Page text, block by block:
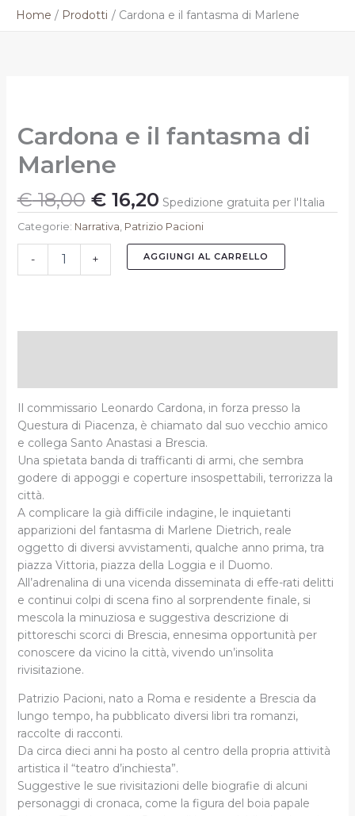
Home Prodotti Cardona e il fantasma di Marlene
Cardona e il fantasma di
Marlene
€18,00
originale
era:
€ 18,00.
€16,20
attuale
è:
Spedizione gratuita per l'Italia
Categorie: Narrativa Patrizio Pacioni
-
fantasma
Marlene
+ AGGIUNGI AL CARRELLO
Il commissario Leonardo Cardona, in forza presso la
Questura di Piacenza, è chiamato dal suo vecchio amico
e collega Santo Anastasi a Brescia.
Una spietata banda di trafficanti di armi, che sembra
godere di appoggi e coperture insospettabili, terrorizza la
città.
A complicare la già difficile indagine, le inquietanti
apparizioni del fantasma di Marlene Dietrich, reale
oggetto di diversi avvistamenti, qualche anno prima, tra
piazza Vittoria, piazza della Loggia e il Duomo.
All’adrenalina di una vicenda disseminata di effe-rati delitti
e continui colpi di scena fino al sorprendente finale, si
mescola la minuziosa e suggestiva descrizione di
pittoreschi scorci di Brescia, ennesima opportunità per
conoscere da vicino la città, vivendo un’insolita
rivisitazione.
Patrizio Pacioni, nato a Roma e residente a Brescia da
lungo tempo, ha pubblicato diversi libri tra romanzi,
raccolte di racconti.
Da circa dieci anni ha posto al centro della propria attività
artistica il “teatro d’inchiesta”.
Suggestive le sue rivisitazioni delle biografie di alcuni
personaggi di cronaca, come la figura del boia papale